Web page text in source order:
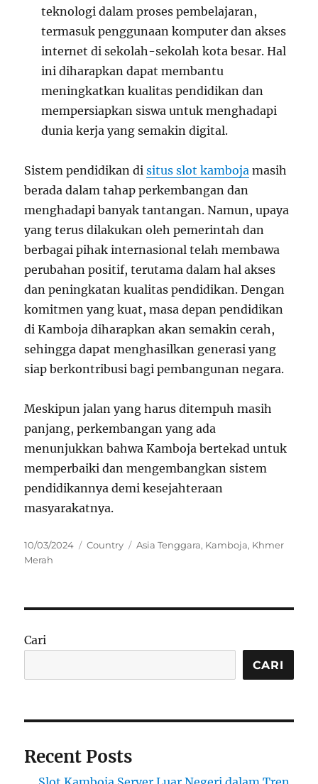
teknologi dalam proses pembelajaran,
termasuk penggunaan komputer dan akses
internet di sekolah-sekolah kota besar. Hal
ini diharapkan dapat membantu
meningkatkan kualitas pendidikan dan
mempersiapkan siswa untuk menghadapi
dunia kerja yang semakin digital.
Sistem pendidikan disitus slot kamboja masih
berada dalam tahap perkembangan dan
menghadapi banyak tantangan. Namun, upaya
yang terus dilakukan oleh pemerintah dan
berbagai pihak internasional telah membawa
perubahan positif, terutama dalam hal akses
dan peningkatan kualitas pendidikan. Dengan
komitmen yang kuat, masa depan pendidikan
di Kamboja diharapkan akan semakin cerah,
sehingga dapat menghasilkan generasi yang
siap berkontribusi bagi pembangunan negara.
Meskipun jalan yang harus ditempuh masih
panjang, perkembangan yang ada
menunjukkan bahwa Kamboja bertekad untuk
memperbaiki dan mengembangkan sistem
pendidikannya demi kesejahteraan
masyarakatnya.
Posted
on
10/03/2024 Categories
Country Tags
Asia Tenggara, Kamboja, Khmer
Merah
Cari
CARI
Recent Posts